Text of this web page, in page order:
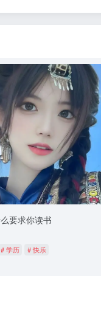
要求你读书
# 学历 # 快乐